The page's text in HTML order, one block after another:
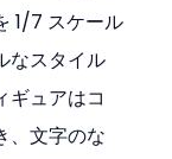
1/7 スケール
なスタイル
ギュアはコ
、文字のな